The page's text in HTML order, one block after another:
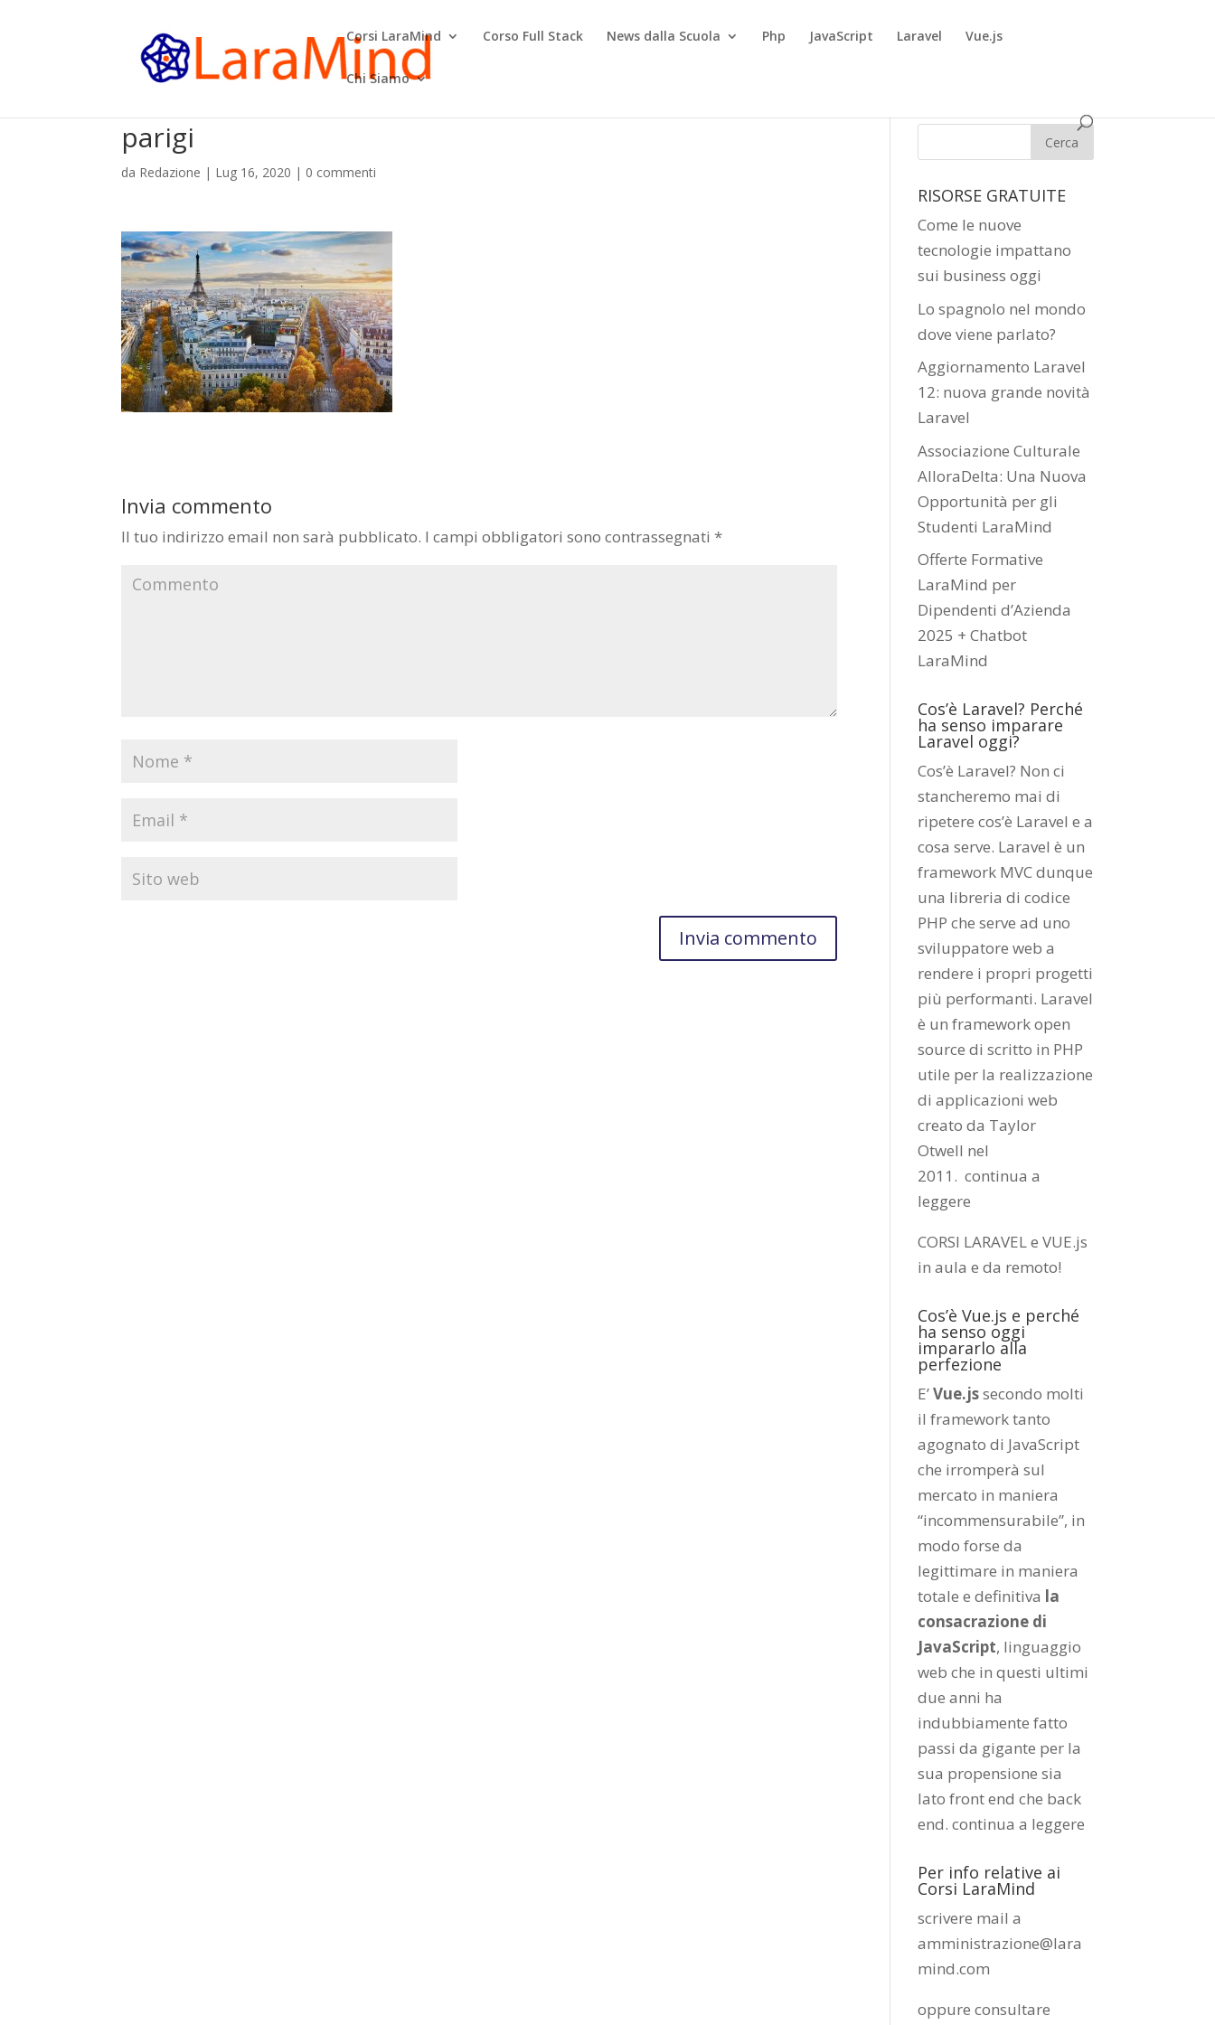
Corsi LaraMind Corso Full Stack News dalla Scuola Php JavaScript Laravel Vue.js
Chi Siamo
parigi
da Redazione | Lug 16, 2020 | 0 commenti
Invia commento
Il tuo indirizzo email non sarà pubblicato. I campi obbligatori sono contrassegnati *
RISORSE GRATUITE
Come le nuove
tecnologie impattano
sui business oggi
Lo spagnolo nel mondo
dove viene parlato?
Aggiornamento Laravel
12: nuova grande novità
Laravel
Associazione Culturale
AlloraDelta: Una Nuova
Opportunità per gli
Studenti LaraMind
Offerte Formative
LaraMind per
Dipendenti d’Azienda
2025 + Chatbot
LaraMind
Cos’è Laravel? Perché
ha senso imparare
Laravel oggi?
Cos’è Laravel? Non ci
stancheremo mai di
ripetere cos’è Laravel e a
cosa serve. Laravel è un
framework MVC dunque
una libreria di codice
PHP che serve ad uno
sviluppatore web a
rendere i propri progetti
più performanti. Laravel
è un framework open
source di scritto in PHP
utile per la realizzazione
di applicazioni web
creato da Taylor
Otwell nel
2011.continua a
leggere
CORSI LARAVEL e VUE.js
in aula e da remoto!
Cos’è Vue.js e perché
ha senso oggi
impararlo alla
perfezione
E’Vue.jssecondo molti
il framework tanto
agognato di JavaScript
che irromperà sul
mercato in maniera
“incommensurabile”, in
modo forse da
legittimare in maniera
totale e definitiva la
consacrazione di
JavaScript, linguaggio
web che in questi ultimi
due anni ha
indubbiamente fatto
passi da gigante per la
sua propensione sia
lato front end che back
end.continua a leggere
Per info relative ai
Corsi LaraMind
scrivere mail a
amministrazione@lara
mind.com
oppure consultare